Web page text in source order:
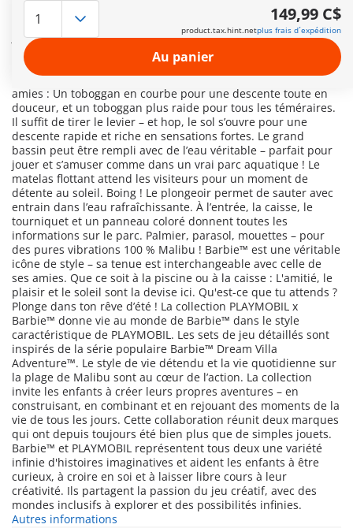
pour l'été le plus cool de tous les temps ? Barbie™ et ses
meilleures amies, Nikki et Daisy, commencent leur nouveau
job d’été dans le tout nouveau parc aquatique de Malibu – et
c’est Barbie™ qui en prend tout de suite la direction. Ça va
être pétillant, stylé et super ensoleillé ! Dans le parc
aquatique, deux toboggans passionnants attendent déjà les
amies : Un toboggan en courbe pour une descente toute en
douceur, et un toboggan plus raide pour tous les téméraires.
Il suffit de tirer le levier – et hop, le sol s’ouvre pour une
descente rapide et riche en sensations fortes. Le grand
bassin peut être rempli avec de l’eau véritable – parfait pour
jouer et s’amuser comme dans un vrai parc aquatique ! Le
matelas flottant attend les visiteurs pour un moment de
détente au soleil. Boing ! Le plongeoir permet de sauter avec
entrain dans l’eau rafraîchissante. À l’entrée, la caisse, le
tourniquet et un panneau coloré donnent toutes les
informations sur le parc. Palmier, parasol, mouettes – pour
des pures vibrations 100 % Malibu ! Barbie™ est une véritable
icône de style – sa tenue est interchangeable avec celle de
ses amies. Que ce soit à la piscine ou à la caisse : L'amitié, le
plaisir et le soleil sont la devise ici. Qu'est-ce que tu attends ?
Plonge dans ton rêve d’été ! La collection PLAYMOBIL x
Barbie™ donne vie au monde de Barbie™ dans le style
caractéristique de PLAYMOBIL. Les sets de jeu détaillés sont
inspirés de la série populaire Barbie™ Dream Villa
Adventure™. Le style de vie détendu et la vie quotidienne sur
la plage de Malibu sont au cœur de l’action. La collection
invite les enfants à créer leurs propres aventures – en
construisant, en combinant et en rejouant des moments de la
vie de tous les jours. Cette collaboration réunit deux marques
qui ont depuis toujours été bien plus que de simples jouets.
Barbie™ et PLAYMOBIL représentent tous deux une variété
infinie d'histoires imaginatives et aident les enfants à être
curieux, à croire en soi et à laisser libre cours à leur
créativité. Ils partagent la passion du jeu créatif, avec des
mondes inclusifs à explorer et des possibilités infinies.
Autres informations
149,99 C$
product.tax.hint.netplus frais d´expédition
Au panier